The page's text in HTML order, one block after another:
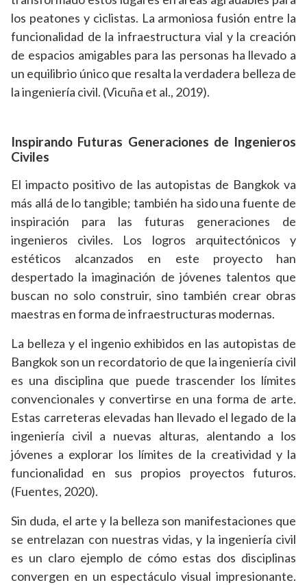
los peatones y ciclistas. La armoniosa fusión entre la
funcionalidad de la infraestructura vial y la creación
de espacios amigables para las personas ha llevado a
un equilibrio único que resalta la verdadera belleza de
la ingeniería civil. (Vicuña et al., 2019).
Inspirando Futuras Generaciones de Ingenieros
Civiles
El impacto positivo de las autopistas de Bangkok va
más allá de lo tangible; también ha sido una fuente de
inspiración para las futuras generaciones de
ingenieros civiles. Los logros arquitectónicos y
estéticos alcanzados en este proyecto han
despertado la imaginación de jóvenes talentos que
buscan no solo construir, sino también crear obras
maestras en forma de infraestructuras modernas.
La belleza y el ingenio exhibidos en las autopistas de
Bangkok son un recordatorio de que la ingeniería civil
es una disciplina que puede trascender los límites
convencionales y convertirse en una forma de arte.
Estas carreteras elevadas han llevado el legado de la
ingeniería civil a nuevas alturas, alentando a los
jóvenes a explorar los límites de la creatividad y la
funcionalidad en sus propios proyectos futuros.
(Fuentes, 2020).
Sin duda, el arte y la belleza son manifestaciones que
se entrelazan con nuestras vidas, y la ingeniería civil
es un claro ejemplo de cómo estas dos disciplinas
convergen en un espectáculo visual impresionante.